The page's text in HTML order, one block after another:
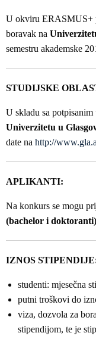
U okviru ERASMUS+
boravak na
semestru akademske
STUDIJSKE
U skladu sa
Univerzitetu u
date na http://
APLIKANTI:
Na konkurs se mogu
(bachelor i
IZNOS
studenti: mjesečna
putni troškovi do
viza, dozvola za
stipendijom, te je